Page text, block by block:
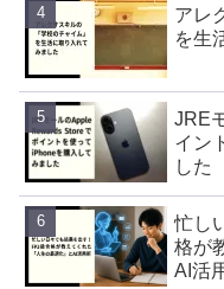
アレ
を生
JRE
イン
した
忙し
格が
AI活